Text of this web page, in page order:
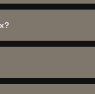
IMDb: 8.6/10. Уже
все
она будет